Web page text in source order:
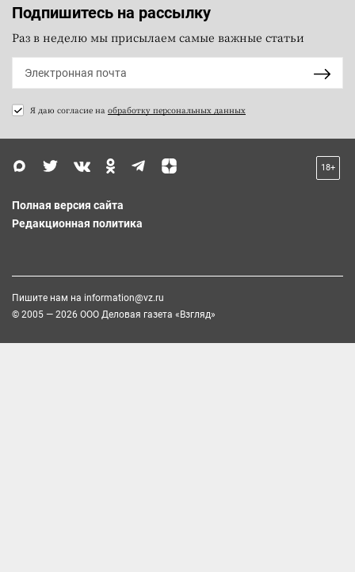
Подпишитесь на рассылку
Раз в неделю мы присылаем самые важные статьи
Я даю согласие на обработку персональных данных
18+
Полная версия сайта
Редакционная политика
Пишите нам на information@vz.ru
© 2005 — 2026 ООО Деловая газета «Взгляд»